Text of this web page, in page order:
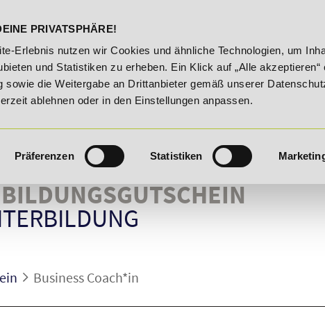
PRIVATSPHÄRE!
Erlebnis nutzen wir Cookies und ähnliche Technologien, um
und Statistiken zu erheben. Ein Klick auf „Alle akzeptieren“
sowie die Weitergabe an Drittanbieter gemäß unserer
ablehnen oder in den Einstellungen anpassen.
Präferenzen Statistiken
20% Rabatt bis 03.09.2026 - Bildungsroute!
Business Coach*in